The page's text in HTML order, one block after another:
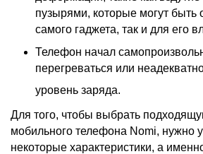
пузырями, которые могут быть
самого гаджета, так и для его
Телефон начал
перегреваться или
уровень заряда.
Для того, чтобы выбрать
мобильного телефона Nomi, нужно
некоторые характеристики, а